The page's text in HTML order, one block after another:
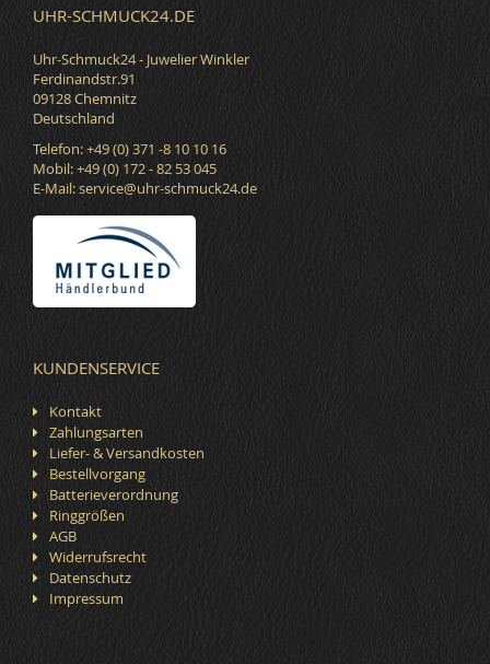
UHR-SCHMUCK24.DE
Uhr-Schmuck24 - Juwelier Winkler
Ferdinandstr.91
09128 Chemnitz
Deutschland
Telefon: +49 (0) 371 -8 10 10 16
Mobil: +49 (0) 172 - 82 53 045
E-Mail:service@uhr-schmuck24.de
KUNDENSERVICE
Kontakt
Zahlungsarten
Liefer- & Versandkosten
Bestellvorgang
Batterieverordnung
Ringgrößen
AGB
Widerrufsrecht
Datenschutz
Impressum